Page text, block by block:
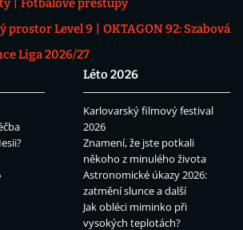
prostor Level 9
OKTAGON 92: Szabová
Liga 2026/27
Léto 2026
Karlovarský filmový festival
2026
Znamení, že jste potkali
někoho z minulého života
Astronomické úkazy 2026:
zatmění slunce a další
Jak obléci miminko při
vysokých teplotách?